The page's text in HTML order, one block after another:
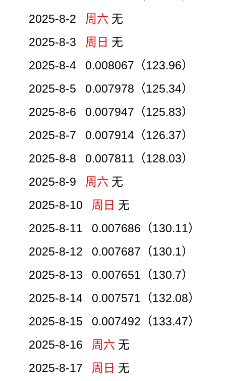
2025-8-2 周六 无
2025-8-3 周日 无
2025-8-4 0.008067（123.96）
2025-8-5 0.007978（125.34）
2025-8-6 0.007947（125.83）
2025-8-7 0.007914（126.37）
2025-8-8 0.007811（128.03）
2025-8-9 周六 无
2025-8-10 周日 无
2025-8-11 0.007686（130.11）
2025-8-12 0.007687（130.1）
2025-8-13 0.007651（130.7）
2025-8-14 0.007571（132.08）
2025-8-15 0.007492（133.47）
2025-8-16 周六 无
2025-8-17 周日 无